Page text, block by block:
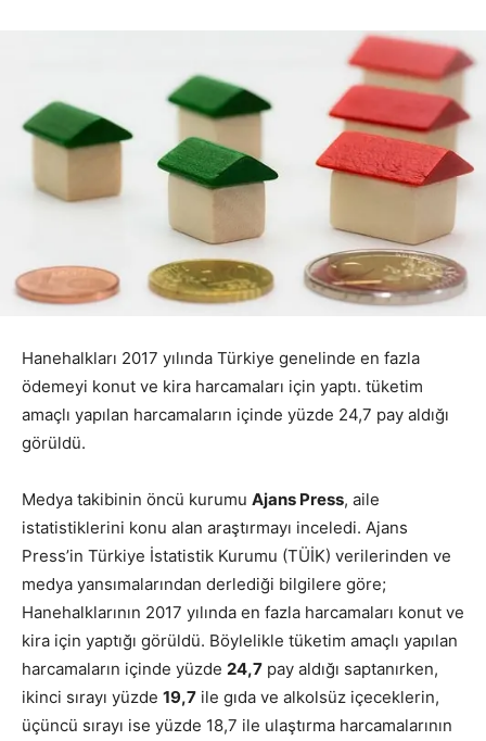
Hanehalkları 2017 yılında Türkiye genelinde en fazla
ödemeyi konut ve kira harcamaları için yaptı. tüketim
amaçlı yapılan harcamaların içinde yüzde 24,7 pay aldığı
görüldü.
Medya takibinin öncü kurumu Ajans Press, aile
istatistiklerini konu alan araştırmayı inceledi. Ajans
Press’in Türkiye İstatistik Kurumu (TÜİK) verilerinden ve
medya yansımalarından derlediği bilgilere göre;
Hanehalklarının 2017 yılında en fazla harcamaları konut ve
kira için yaptığı görüldü. Böylelikle tüketim amaçlı yapılan
harcamaların içinde yüzde 24,7 pay aldığı saptanırken,
ikinci sırayı yüzde 19,7 ile gıda ve alkolsüz içeceklerin,
üçüncü sırayı ise yüzde 18,7 ile ulaştırma harcamalarının